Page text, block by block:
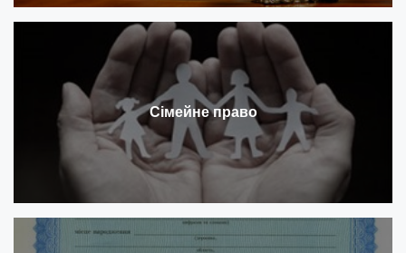
Сімейне право